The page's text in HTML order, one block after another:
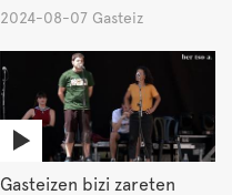
2024-08-07 Gasteiz
Gasteizen bizi zareten